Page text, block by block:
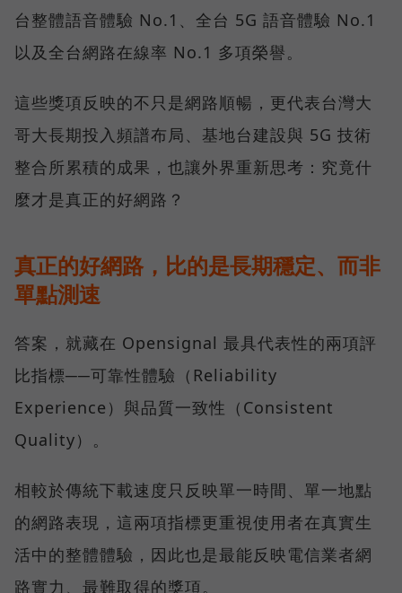
台整體語音體驗 No.1、全台 5G 語音體驗 No.1
以及全台網路在線率 No.1 多項榮譽。
這些獎項反映的不只是網路順暢，更代表台灣大
哥大長期投入頻譜布局、基地台建設與 5G 技術
整合所累積的成果，也讓外界重新思考：究竟什
麼才是真正的好網路？
真正的好網路，比的是長期穩定、而非
單點測速
答案，就藏在 Opensignal 最具代表性的兩項評
比指標──可靠性體驗（Reliability
Experience）與品質一致性（Consistent
Quality）。
相較於傳統下載速度只反映單一時間、單一地點
的網路表現，這兩項指標更重視使用者在真實生
活中的整體體驗，因此也是最能反映電信業者網
路實力、最難取得的獎項。